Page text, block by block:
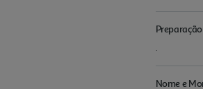
Preparação
.
Nome e